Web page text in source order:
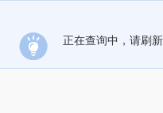
正在查询中，请刷